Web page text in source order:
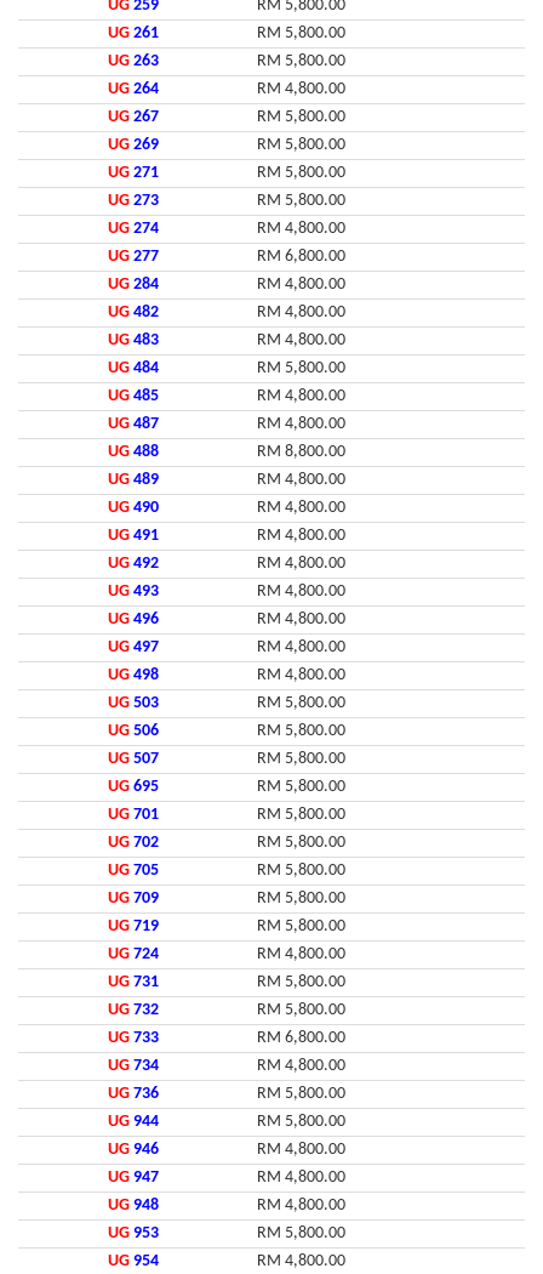
UG 259
RM 5,800.00
UG 261
RM 5,800.00
UG 263
RM 5,800.00
UG 264
RM 4,800.00
UG 267
RM 5,800.00
UG 269
RM 5,800.00
UG 271
RM 5,800.00
UG 273
RM 5,800.00
UG 274
RM 4,800.00
UG 277
RM 6,800.00
UG 284
RM 4,800.00
UG 482
RM 4,800.00
UG 483
RM 4,800.00
UG 484
RM 5,800.00
UG 485
RM 4,800.00
UG 487
RM 4,800.00
UG 488
RM 8,800.00
UG 489
RM 4,800.00
UG 490
RM 4,800.00
UG 491
RM 4,800.00
UG 492
RM 4,800.00
UG 493
RM 4,800.00
UG 496
RM 4,800.00
UG 497
RM 4,800.00
UG 498
RM 4,800.00
UG 503
RM 5,800.00
UG 506
RM 5,800.00
UG 507
RM 5,800.00
UG 695
RM 5,800.00
UG 701
RM 5,800.00
UG 702
RM 5,800.00
UG 705
RM 5,800.00
UG 709
RM 5,800.00
UG 719
RM 5,800.00
UG 724
RM 4,800.00
UG 731
RM 5,800.00
UG 732
RM 5,800.00
UG 733
RM 6,800.00
UG 734
RM 4,800.00
UG 736
RM 5,800.00
UG 944
RM 5,800.00
UG 946
RM 4,800.00
UG 947
RM 4,800.00
UG 948
RM 4,800.00
UG 953
RM 5,800.00
UG 954
RM 4,800.00